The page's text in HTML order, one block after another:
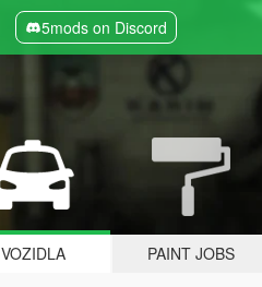
5mods on Discord
VOZIDLA PAINT JOBS